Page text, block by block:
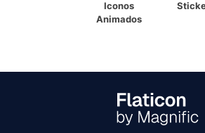
Iconos
Animados